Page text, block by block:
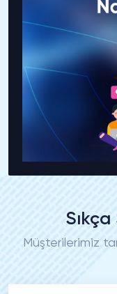
Müşterilerimiz